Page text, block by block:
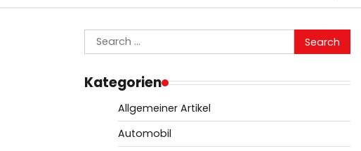
Search
for:
Kategorien
Allgemeiner Artikel
Automobil